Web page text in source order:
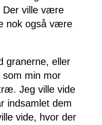
Der ville være
nok også være
granerne, eller
min mor
Jeg ville vide
indsamlet dem
vide, hvor der